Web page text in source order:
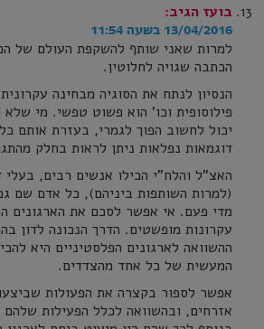
בועז הגיב:
13/04/2016 בשעה 11:54
למרות שאני שותף להשקפת העולם של
הכתבה שגויה לחלוטין.
הנסיון לנתח את הסוגיה מבחינה
פילוסופית וכו' הוא פשוט טפשי. מי
יכול לחשוב הפוך לגמרי, בעזרת אותם
דוגמאות נפלאות ניתן לראות בחלק
האצ"ל והלח"י הכילו אנשים רבים, בעלי
(למרות השותפות ביניהם), כל אדם שם
מדי פעם. אי אפשר לסכם את הארגונים
עקרונות מופשטים. הדרך הנכונה לדון
ההשוואה לארגונים הפלסטיניים היא
המעשית של כל אחד מהצדדים.
אפשר לספור בקצרה את הפעולות
אזרחים, ובהשוואה לכלל הפעילות